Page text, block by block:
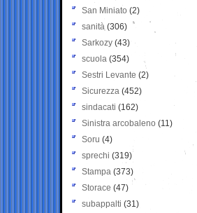
San Miniato (2)
sanità (306)
Sarkozy (43)
scuola (354)
Sestri Levante (2)
Sicurezza (452)
sindacati (162)
Sinistra arcobaleno (11)
Soru (4)
sprechi (319)
Stampa (373)
Storace (47)
subappalti (31)